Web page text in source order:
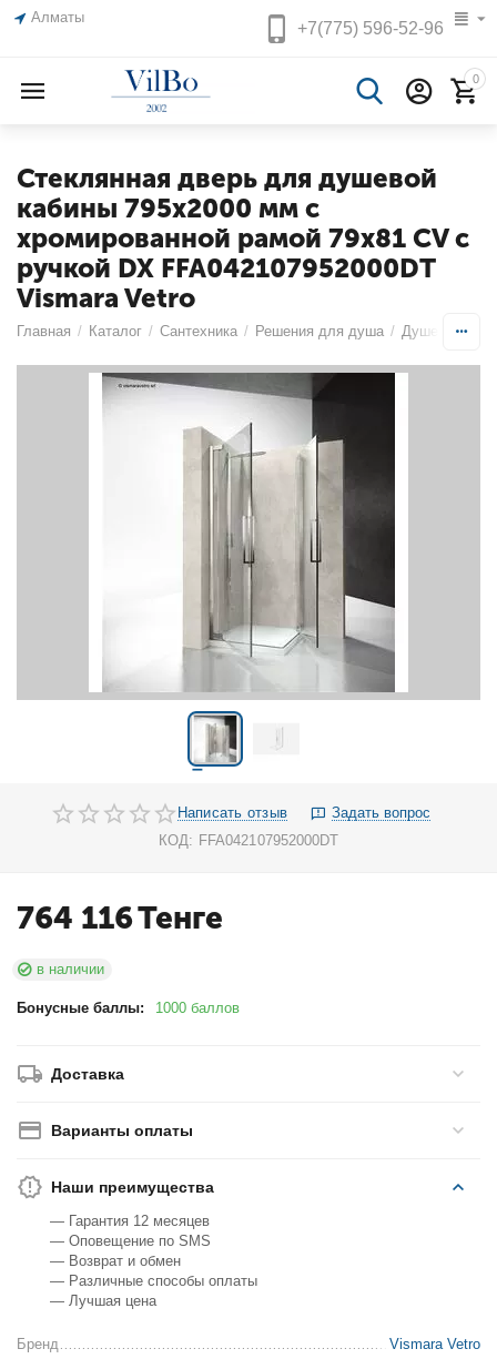
Алматы
+7(775)596-52-96
0
Стеклянная дверь для душевой
кабины 795х2000 мм с
хромированной рамой 79х81 CV с
ручкой DX FFA042107952000DT
Vismara Vetro
Главная / Каталог / Сантехника / Решения для душа / Душевые
Написать отзыв
Задать вопрос
КОД: FFA042107952000DT
764 116Тенге
в наличии
Бонусные баллы: 1000 баллов
Доставка
Варианты оплаты
Наши преимущества
— Гарантия 12 месяцев
— Оповещение по SMS
— Возврат и обмен
— Различные способы оплаты
— Лучшая цена
Бренд Vismara Vetro